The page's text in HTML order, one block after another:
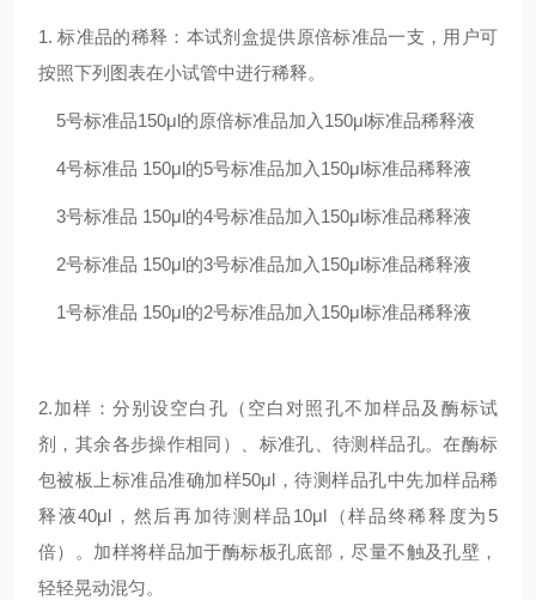
1. 标准品的稀释：本试剂盒提供原倍标准品一支，用户可
按照下列图表在小试管中进行稀释。
5号标准品150μl的原倍标准品加入150μl标准品稀释液
4号标准品 150μl的5号标准品加入150μl标准品稀释液
3号标准品 150μl的4号标准品加入150μl标准品稀释液
2号标准品 150μl的3号标准品加入150μl标准品稀释液
1号标准品 150μl的2号标准品加入150μl标准品稀释液
2.加样：分别设空白孔（空白对照孔不加样品及酶标试
剂，其余各步操作相同）、标准孔、待测样品孔。在酶标
包被板上标准品准确加样50μl，待测样品孔中先加样品稀
释液40μl，然后再加待测样品10μl（样品终稀释度为5
倍）。加样将样品加于酶标板孔底部，尽量不触及孔壁，
轻轻晃动混匀。